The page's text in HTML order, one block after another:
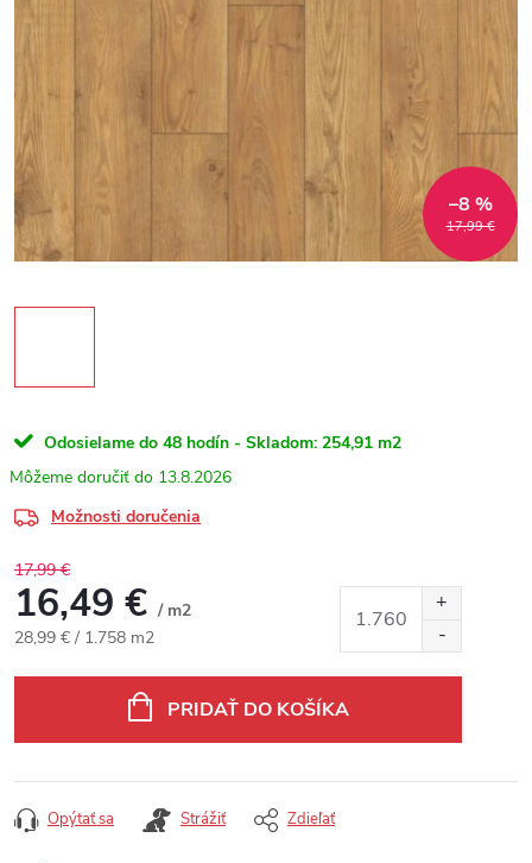
17,99 €
–8 %
Odosielame do 48 hodín - Skladom: 254,91 m2
13.8.2026
Možnosti doručenia
17,99 €
16,49 € / m2
Jednotková cena:
28,99 € / 1.758 m2
PRIDAŤ DO KOŠÍKA
Opýtať sa Strážiť Zdieľať